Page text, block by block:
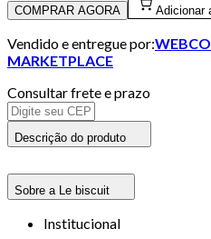
COMPRAR AGORA Adicionar
Vendido e entregue por:
MARKETPLACE
Consultar frete e prazo
Descrição do produto
Sobre a Le biscuit
Institucional